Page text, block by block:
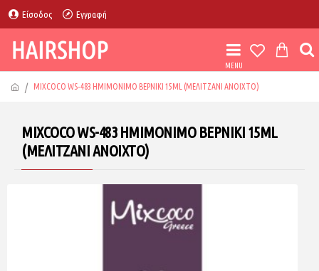
Είσοδος Εγγραφή
MIXCOCO WS-483 ΗΜΙΜΟΝΙΜΟ ΒΕΡΝΙΚΙ 15ML (ΜΕΛΙΤΖΑΝΙ ΑΝΟΙΧΤΟ)
MIXCOCO WS-483 ΗΜΙΜΟΝΙΜΟ ΒΕΡΝΙΚΙ 15ML
(ΜΕΛΙΤΖΑΝΙ ΑΝΟΙΧΤΟ)